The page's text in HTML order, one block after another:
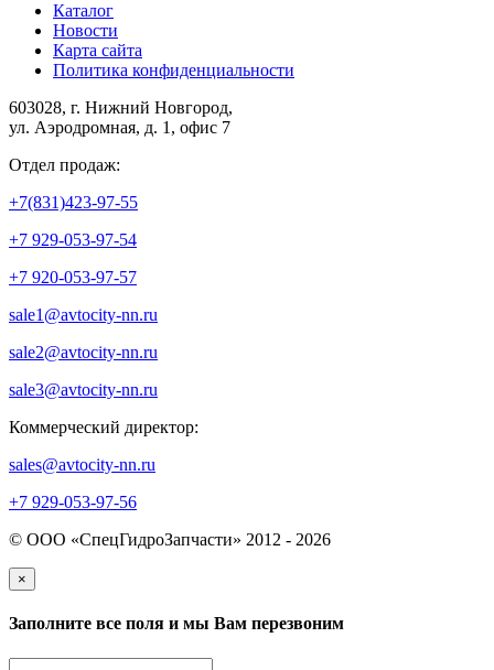
Каталог
Новости
Карта сайта
Политика конфиденциальности
603028, г. Нижний Новгород,
ул. Аэродромная, д. 1, офис 7
Отдел продаж:
+7(831)423-97-55
+7 929-053-97-54
+7 920-053-97-57
sale1@avtocity-nn.ru
sale2@avtocity-nn.ru
sale3@avtocity-nn.ru
Коммерческий директор:
sales@avtocity-nn.ru
+7 929-053-97-56
© ООО «СпецГидроЗапчасти» 2012 - 2026
×
Заполните все поля и мы Вам перезвоним